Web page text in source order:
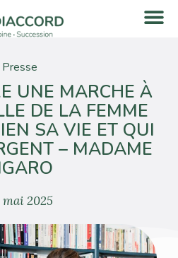
Presse
UNE MARCHE À
DE LA FEMME
SA VIE ET QUI
– MADAME
mai 2025